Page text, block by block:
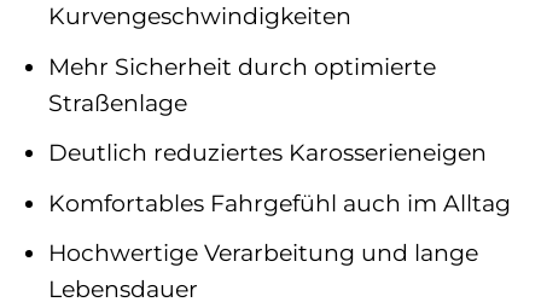
Kurvengeschwindigkeiten
Mehr Sicherheit durch optimierte
Straßenlage
Deutlich reduziertes Karosserieneigen
Komfortables Fahrgefühl auch im Alltag
Hochwertige Verarbeitung und lange
Lebensdauer